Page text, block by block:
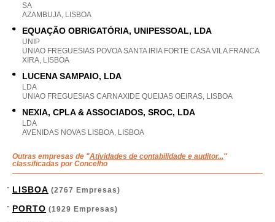
SA
AZAMBUJA, LISBOA
EQUAÇÃO OBRIGATÓRIA, UNIPESSOAL, LDA
UNIP
UNIAO FREGUESIAS POVOA SANTA IRIA FORTE CASA VILA FRANCA
XIRA, LISBOA
LUCENA SAMPAIO, LDA
LDA
UNIAO FREGUESIAS CARNAXIDE QUEIJAS OEIRAS, LISBOA
NEXIA, CPLA & ASSOCIADOS, SROC, LDA
LDA
AVENIDAS NOVAS LISBOA, LISBOA
Outras empresas de "Atividades de contabilidade e auditor..."
classificadas por Concelho
LISBOA (2767 Empresas)
PORTO (1929 Empresas)